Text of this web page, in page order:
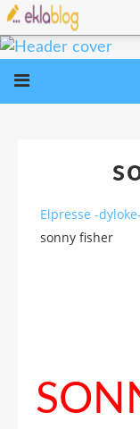
Elpresse -
sonny fisher